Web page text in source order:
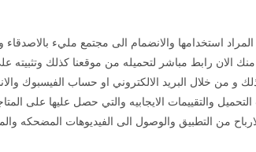
استخدامها والانضمام الى مجتمع مليء بالاصدقاء
الان رابط مباشر لتحميله من موقعنا كذلك
و من خلال البريد الالكتروني او حساب الفيسبوك
والتقييمات الايجابيه والتي حصل عليها على
من التطبيق والوصول الى الفيديوهات